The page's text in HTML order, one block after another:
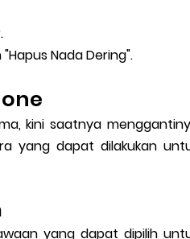
Nada Dering".
kini saatnya
yang dapat dilakukan
yang dapat dipilih